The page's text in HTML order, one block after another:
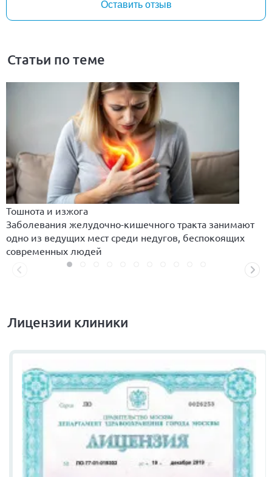
Оставить отзыв
Статьи по теме
Тошнота и изжога
Заболевания желудочно-кишечного тракта занимают
одно из ведущих мест среди недугов, беспокоящих
современных людей
Лицензии клиники